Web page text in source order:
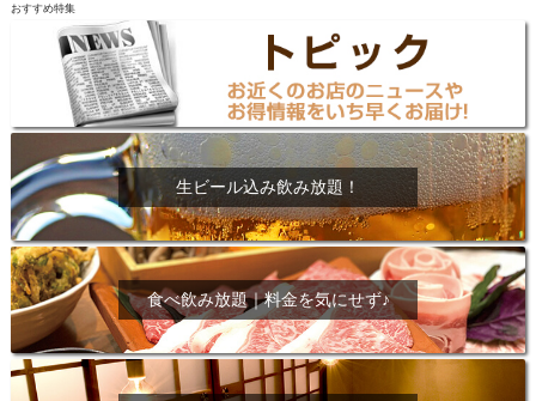
おすすめ特集
生ビール込み飲み放題！
食べ飲み放題｜料金を気にせず♪